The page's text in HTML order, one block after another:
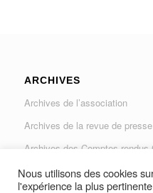
ARCHIVES
Archives de l’association
Archives de la revue de presse
Archives des Comptes rendus
Archives du Journal «
Nous utilisons des cookies
l'expérience la plus